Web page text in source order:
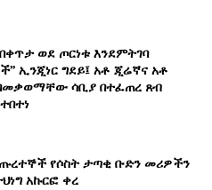
ወደ ጦርነቱ እንደምትገባ
ኢንጂነር ግደይ፤ አቶ ጂሬኛና አቶ
ሳቢያ በተፈጠረ ጸብ
የሶስት ታጣቂ ቡድን መሪዎችን
አኩርፎ ቀረ